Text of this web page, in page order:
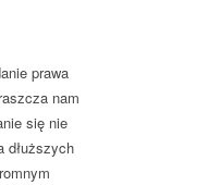
prawa
nam
się nie
dłuższych